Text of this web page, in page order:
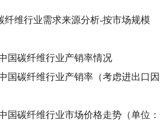
纤维行业需求来源分析-按市场规模
国碳纤维行业产销率情况
国碳纤维行业产销率（考虑进出口因
国碳纤维行业市场价格走势（单位：